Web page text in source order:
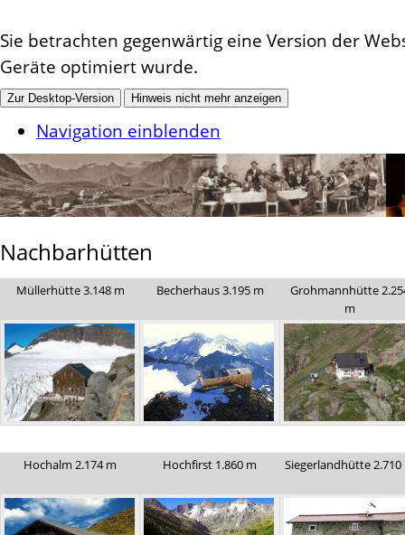
Sie betrachten gegenwärtig eine Version der
Geräte optimiert wurde.
Zur Desktop-Version Hinweis nicht mehr anzeigen
Navigation einblenden
Nachbarhütten
Müllerhütte 3.148 m Becherhaus 3.195 m
Grohmannhütte
m
Hochalm 2.174 m Hochfirst 1.860 m Siegerlandhütte 2.710